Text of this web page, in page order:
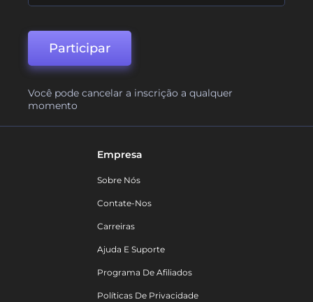
Participar
Você pode cancelar a inscrição a qualquer
momento
Empresa
Sobre Nós
Contate-Nos
Carreiras
Ajuda E Suporte
Programa De Afiliados
Políticas De Privacidade